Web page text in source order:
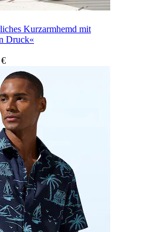
Kurzarmhemd mit
Druck«